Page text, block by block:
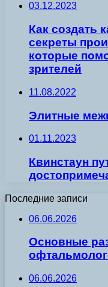
03.12.2023
Как создать
секреты
которые
зрителей
11.08.2022
Элитные
01.11.2023
Квинстаун
Последние записи
06.06.2026
Основные
06.06.2026